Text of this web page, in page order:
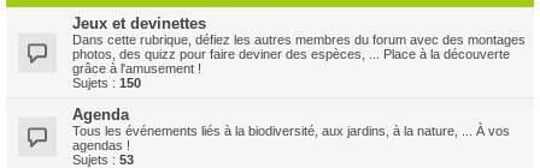
Jeux et devinettes
Dans cette rubrique, défiez les autres membres du forum avec des montages
photos, des quizz pour faire deviner des espèces, ... Place à la découverte
grâce à l'amusement !
Sujets : 150
Agenda
Tous les événements liés à la biodiversité, aux jardins, à la nature, ... À vos
agendas !
Sujets : 53